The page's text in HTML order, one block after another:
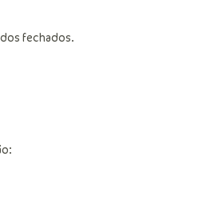
fechados.